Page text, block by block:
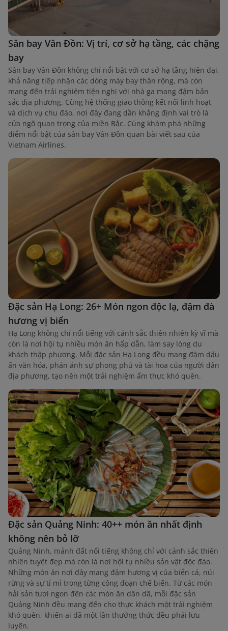
Sân bay Vân Đồn: Vị trí, cơ sở hạ tầng, các chặng
bay
Sân bay Vân Đồn không chỉ nổi bật với cơ sở hạ tầng hiện đại,
khả năng tiếp nhận các dòng máy bay thân rộng, mà còn
mang đến trải nghiệm tiện nghi với nhà ga mang đậm bản
sắc địa phương. Cùng hệ thống giao thông kết nối linh hoạt
và dịch vụ chu đáo, nơi đây đang dần khẳng định vai trò là
cửa ngõ quan trọng của miền Bắc. Cùng khám phá những
điểm nổi bật của sân bay Vân Đồn quan bài viết sau của
Vietnam Airlines.
Đặc sản Hạ Long: 26+ Món ngon độc lạ, đậm đà
hương vị biển
Hạ Long không chỉ nổi tiếng với cảnh sắc thiên nhiên kỳ vĩ mà
còn là nơi hội tụ nhiều món ăn hấp dẫn, làm say lòng du
khách thập phương. Mỗi đặc sản Hạ Long đều mang đậm dấu
ấn văn hóa, phản ánh sự phong phú và tài hoa của người dân
địa phương, tạo nên một trải nghiệm ẩm thực khó quên.
Đặc sản Quảng Ninh: 40++ món ăn nhất định
không nên bỏ lỡ
Quảng Ninh, mảnh đất nổi tiếng không chỉ với cảnh sắc thiên
nhiên tuyệt đẹp mà còn là nơi hội tụ nhiều sản vật độc đáo.
Những món ăn nơi đây mang đậm hương vị của biển cả, núi
rừng và sự tỉ mỉ trong từng công đoạn chế biến. Từ các món
hải sản tươi ngon đến các món ăn dân dã, mỗi đặc sản
Quảng Ninh đều mang đến cho thực khách một trải nghiệm
khó quên, khiến ai đã một lần thưởng thức đều phải lưu
luyến.